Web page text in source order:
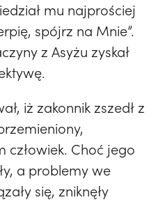
mu najprościej
spójrz na Mnie”.
z Asyżu zyskał
iż zakonnik zszedł z
człowiek. Choć jego
a problemy we
się, zniknęły